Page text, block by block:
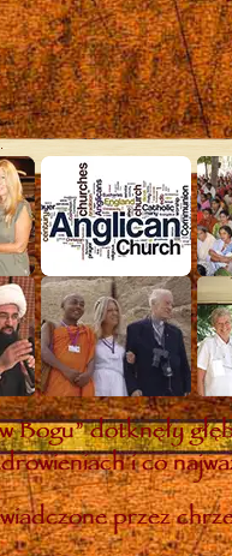
Bogu” dotknęły
i co
przez